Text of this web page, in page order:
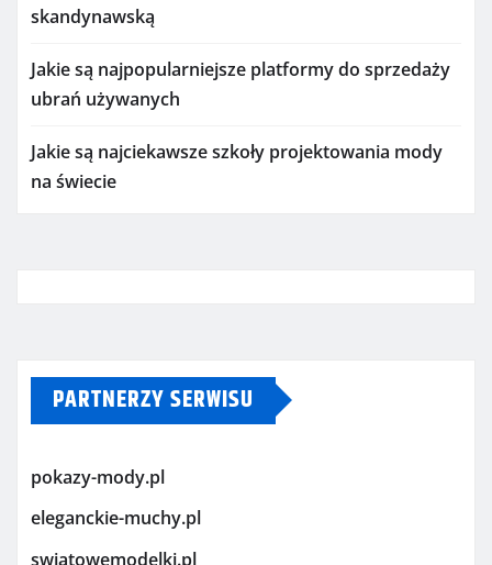
skandynawską
Jakie są najpopularniejsze platformy do sprzedaży
ubrań używanych
Jakie są najciekawsze szkoły projektowania mody
na świecie
PARTNERZY SERWISU
pokazy-mody.pl
eleganckie-muchy.pl
swiatowemodelki.pl